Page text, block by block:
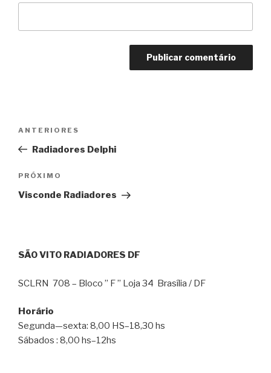
ANTERIORES
Radiadores Delphi
PRÓXIMO
Visconde Radiadores
SÃO VITO RADIADORES DF
SCLRN 708 – Bloco ” F ” Loja 34 Brasília / DF
Horário
Segunda—sexta: 8,00 HS–18,30 hs
Sábados : 8,00 hs–12hs